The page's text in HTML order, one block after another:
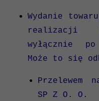
Wydanie
realizacji
wyłącznie
Może to się
Przelewem
SP Z O. O.